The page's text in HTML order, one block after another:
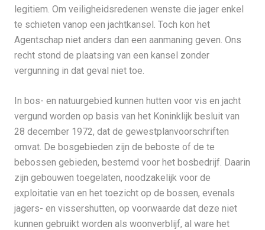
legitiem. Om veiligheidsredenen wenste die jager enkel
te schieten vanop een jachtkansel. Toch kon het
Agentschap niet anders dan een aanmaning geven. Ons
recht stond de plaatsing van een kansel zonder
vergunning in dat geval niet toe.
In bos- en natuurgebied kunnen hutten voor vis en jacht
vergund worden op basis van het Koninklijk besluit van
28 december 1972, dat de gewestplanvoorschriften
omvat. De bosgebieden zijn de beboste of de te
bebossen gebieden, bestemd voor het bosbedrijf. Daarin
zijn gebouwen toegelaten, noodzakelijk voor de
exploitatie van en het toezicht op de bossen, evenals
jagers- en vissershutten, op voorwaarde dat deze niet
kunnen gebruikt worden als woonverblijf, al ware het